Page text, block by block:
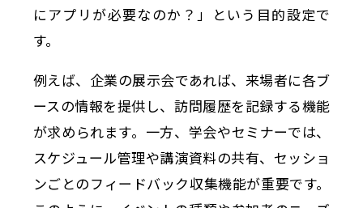
にアプリが必要なのか？」という目的設定で
す。
例えば、企業の展示会であれば、来場者に各ブ
ースの情報を提供し、訪問履歴を記録する機能
が求められます。一方、学会やセミナーでは、
スケジュール管理や講演資料の共有、セッショ
ンごとのフィードバック収集機能が重要です。